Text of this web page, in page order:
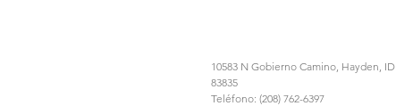
10583 N Gobierno Camino, Hayden, ID
83835
Teléfono: (208) 762-6397